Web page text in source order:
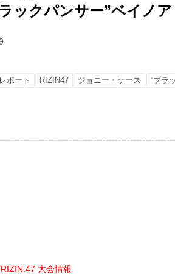
ックパンサー”ベイノア
ポート RIZIN47 ジョニー・ケース “ブラ
大会情報